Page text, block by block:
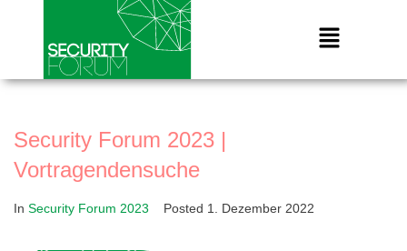
Security Forum 2023 |
Vortragendensuche
In Security Forum 2023 Posted 1. Dezember 2022